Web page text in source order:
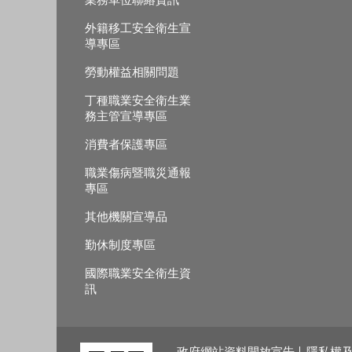
外籍移工安全衛生宣
導專區
勞動權益相關問題
丁種職業安全衛生業
務主管宣導專區
消費者保護專區
職業傷病暨職災通報
專區
其他機關宣導品
勤休制度專區
國際職業安全衛生資
訊